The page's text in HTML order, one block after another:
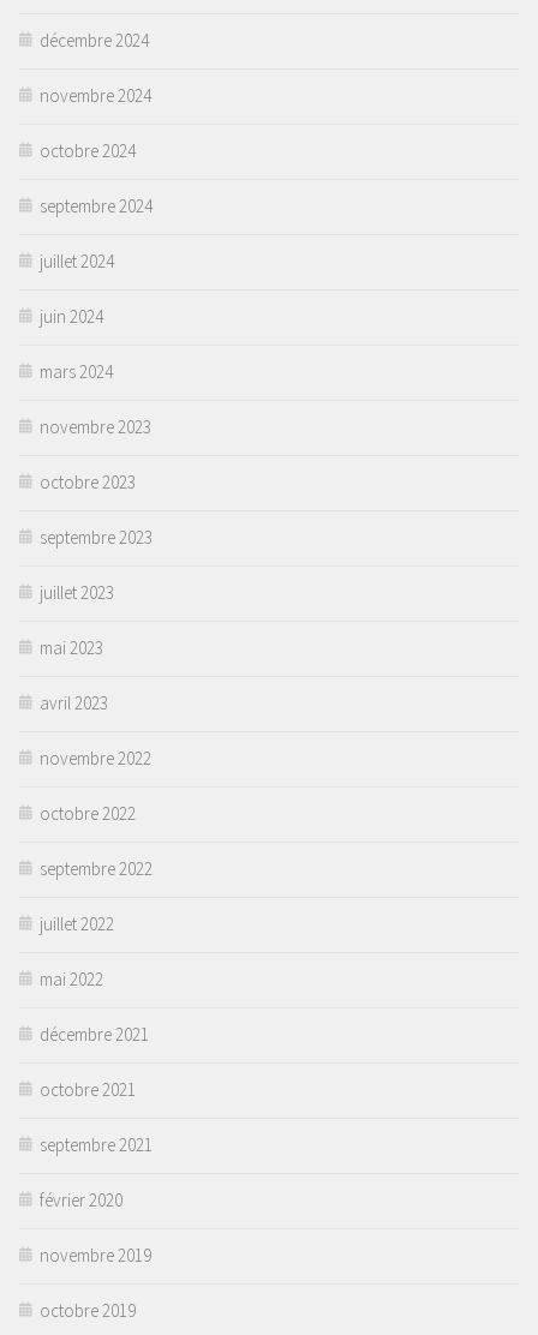
décembre 2024
novembre 2024
octobre 2024
septembre 2024
juillet 2024
juin 2024
mars 2024
novembre 2023
octobre 2023
septembre 2023
juillet 2023
mai 2023
avril 2023
novembre 2022
octobre 2022
septembre 2022
juillet 2022
mai 2022
décembre 2021
octobre 2021
septembre 2021
février 2020
novembre 2019
octobre 2019